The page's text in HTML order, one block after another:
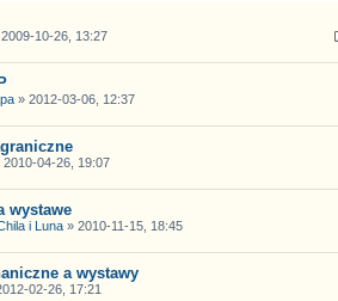
10-26, 13:27
» 2012-03-06, 12:37
04-26, 19:07
wystawe
i Luna» 2010-11-15, 18:45
a wystawy
02-26, 17:21